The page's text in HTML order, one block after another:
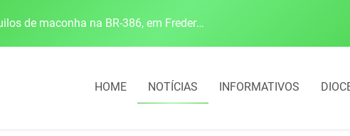
Polícia Rodoviária Federal apreende mais de 120 quilos de maconha na BR-386, em Frederico Westphalen
HOME NOTÍCIAS INFORMATIVOS